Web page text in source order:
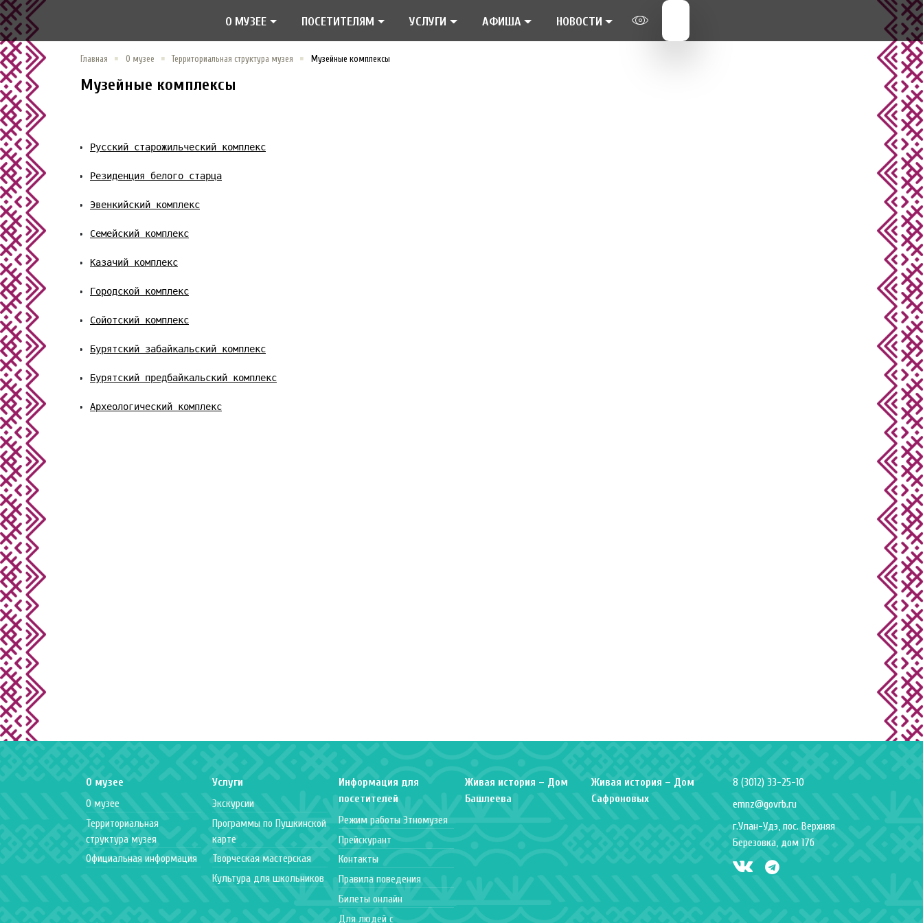
О МУЗЕЕ ПОСЕТИТЕЛЯМ УСЛУГИ АФИША НОВОСТИ
Главная О музее Территориальная структура музея Музейные комплексы
Музейные комплексы
Русский старожильческий комплекс
Резиденция белого старца
Эвенкийский комплекс
Семейский комплекс
Казачий комплекс
Городской комплекс
Сойотский комплекс
Бурятский забайкальский комплекс
Бурятский предбайкальский комплекс
Археологический комплекс
О музее
О музее
Территориальная
структура музея
Официальная информация
Услуги
Экскурсии
Программы по Пушкинской
карте
Творческая мастерская
Культура для школьников
Информация для
посетителей
Режим работы Этномузея
Прейскурант
Контакты
Правила поведения
Билеты онлайн
Для людей с
Живая история – Дом
Башлеева
Живая история – Дом
Сафроновых
8 (3012) 33-25-10
emnz@govrb.ru
г.Улан-Удэ, пос. Верхняя
Березовка, дом 17б